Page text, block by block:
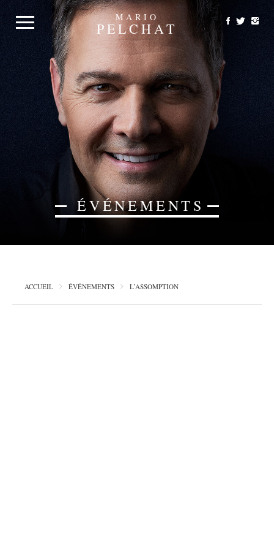
MARIO
PELCHAT
ÉVÉNEMENTS
ACCUEIL ÉVÉNEMENTS L’ASSOMPTION